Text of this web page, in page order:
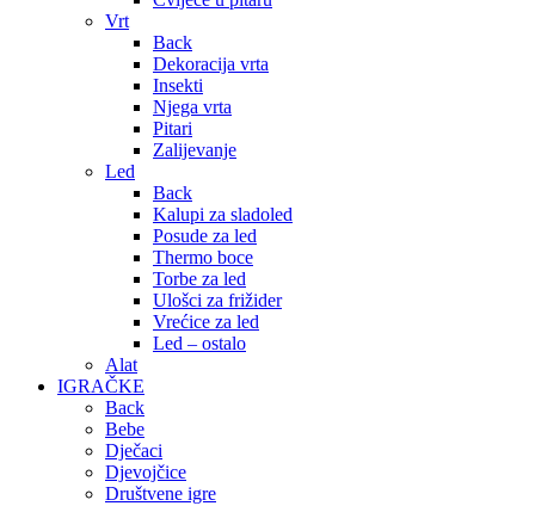
Vrt
Back
Dekoracija vrta
Insekti
Njega vrta
Pitari
Zalijevanje
Led
Back
Kalupi za sladoled
Posude za led
Thermo boce
Torbe za led
Ulošci za frižider
Vrećice za led
Led – ostalo
Alat
IGRAČKE
Back
Bebe
Dječaci
Djevojčice
Društvene igre